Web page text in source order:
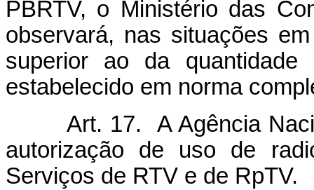
PBRTV, o Ministério das
observará, nas situações
superior ao da
estabelecido em norma
Art. 17. A Agência
autorização de uso de
Serviços de RTV e de RpTV.